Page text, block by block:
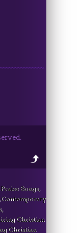
Songs,
Contemporary
Christian
Christian